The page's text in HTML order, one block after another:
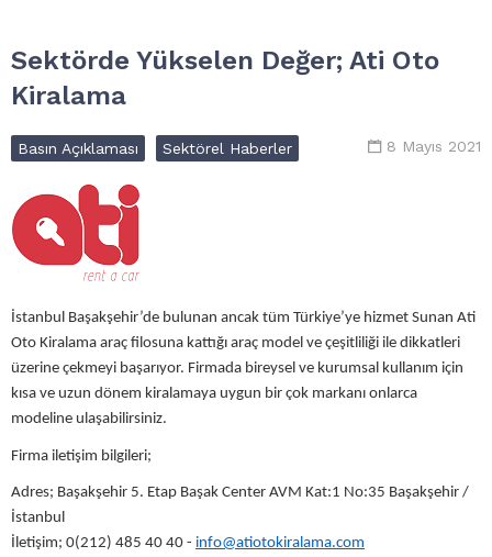
Sektörde Yükselen Değer; Ati Oto
Kiralama
8 Mayıs 2021
Basın Açıklaması Sektörel Haberler
İstanbul Başakşehir’de bulunan ancak tüm Türkiye’ye hizmet Sunan Ati
Oto Kiralama araç filosuna kattığı araç model ve çeşitliliği ile dikkatleri
üzerine çekmeyi başarıyor. Firmada bireysel ve kurumsal kullanım için
kısa ve uzun dönem kiralamaya uygun bir çok markanı onlarca
modeline ulaşabilirsiniz.
Firma iletişim bilgileri;
Adres; Başakşehir 5. Etap Başak Center AVM Kat:1 No:35 Başakşehir /
İstanbul
İletişim; 0(212) 485 40 40 - info@atiotokiralama.com